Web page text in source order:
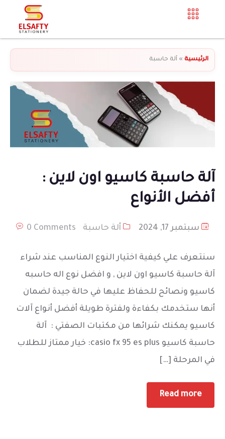
الرئيسية » آلة حاسبة
آلة حاسبة كاسيو اون لاين :
أفضل الأنواع
سبتمبر 17, 2024 ألة حاسبة 0 Comments
سنتعرف علي كيفية اختيار النوع المناسب عند شراء
آلة حاسبة كاسيو اون لاين , و افضل نوع اله حاسبه
كاسيو ونصائح للحفاظ عليها في حالة جيدة لضمان
أنها ستخدمك بكفاءة ولفترة طويلة أفضل أنواع آلات
كاسيو يمكنك شرائها من مكتبات الصفتي : آلة
حاسبة كاسيو casio fx 95 es plus: خيار ممتاز للطلاب
في المرحلة […]
Read more